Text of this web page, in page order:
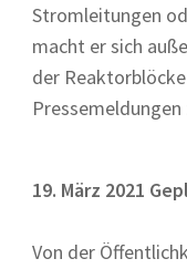
Stromleitungen
macht er sich
der
19. März 2021
Von der